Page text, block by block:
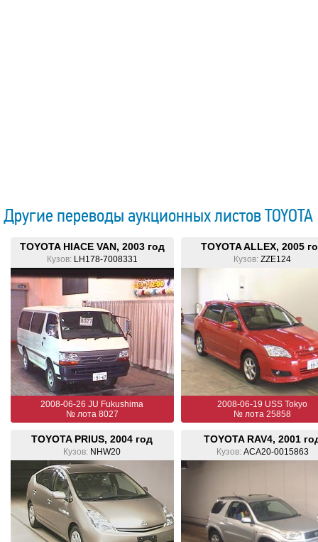
Другие переводы аукционных листов TOYOTA
TOYOTA HIACE VAN, 2003 год
Кузов: LH178-7008331
2008-06-26 JU Fukushima
№ лота 8027
TOYOTA ALLEX, 2005
Кузов: ZZE124
2008-06-19 USS Tokyo
№ лота 25858
TOYOTA PRIUS, 2004 год
Кузов: NHW20
TOYOTA RAV4, 2001
Кузов: ACA20-0015863